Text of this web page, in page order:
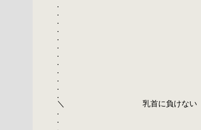
.
. やる夫の戦国恋姫
.
.
.
.
.
.
. ＿
.
. ／
. ／ （
＼ 乳首に負けない
. | （
. ＼